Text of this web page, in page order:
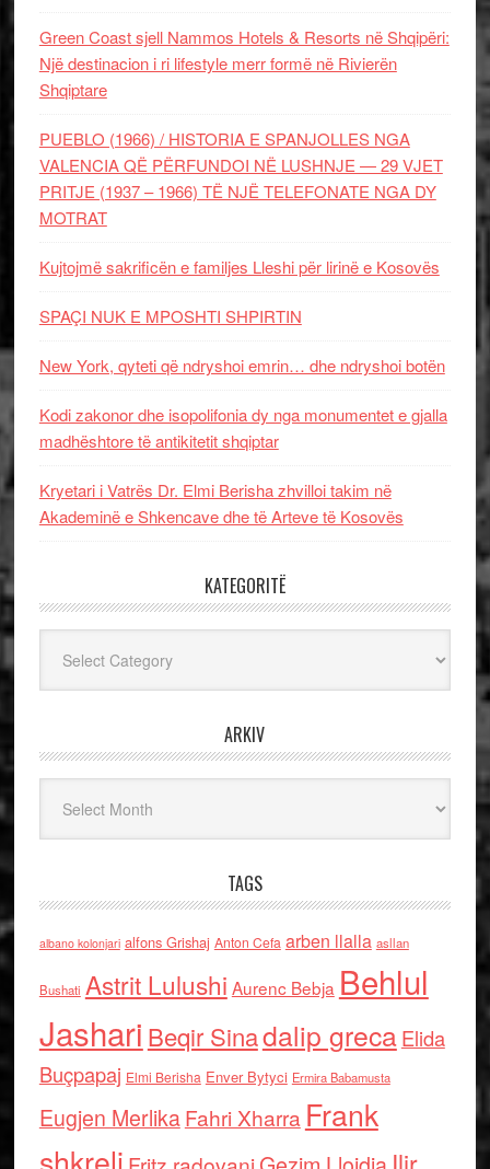
Green Coast sjell Nammos Hotels & Resorts në Shqipëri:
Një destinacion i ri lifestyle merr formë në Rivierën
Shqiptare
PUEBLO (1966) / HISTORIA E SPANJOLLES NGA
VALENCIA QË PËRFUNDOI NË LUSHNJE — 29 VJET
PRITJE (1937 – 1966) TË NJË TELEFONATE NGA DY
MOTRAT
Kujtojmë sakrificën e familjes Lleshi për lirinë e Kosovës
SPAÇI NUK E MPOSHTI SHPIRTIN
New York, qyteti që ndryshoi emrin… dhe ndryshoi botën
Kodi zakonor dhe isopolifonia dy nga monumentet e gjalla
madhështore të antikitetit shqiptar
Kryetari i Vatrës Dr. Elmi Berisha zhvilloi takim në
Akademinë e Shkencave dhe të Arteve të Kosovës
KATEGORITË
ARKIV
TAGS
albano kolonjari alfons Grishaj Anton Cefa arben llalla asllan
Bushati Astrit Lulushi Aurenc Bebja Behlul
Jashari Beqir Sinadalip grecaElida
Buçpapaj Elmi Berisha Enver Bytyci Ermira Babamusta
Eugjen MerlikaFahri Xharra Frank